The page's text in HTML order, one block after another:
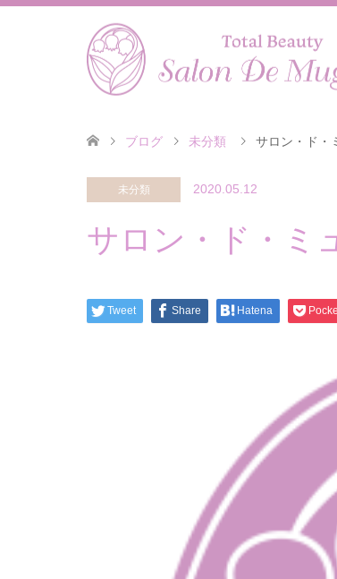
ブログ 未分類 サロン・ド・
未分類 2020.05.12
サロン・ド・ミ
Tweet Share Hatena